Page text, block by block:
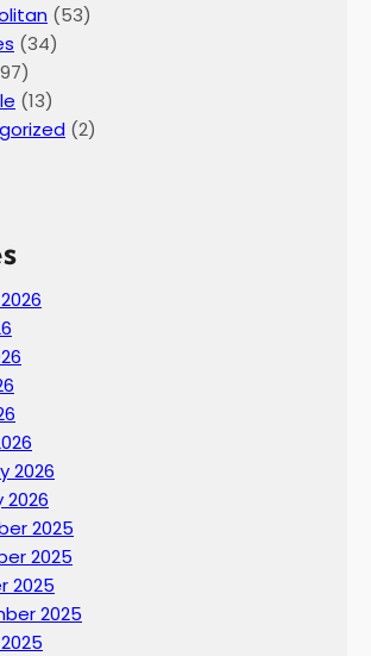
(53)
(34)
(13)
(2)
2026
2026
2025
2025
2025
2025